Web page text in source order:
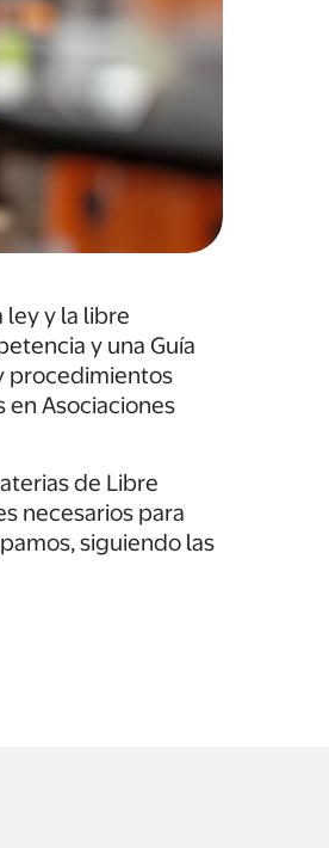
y la libre
y una Guía
procedimientos
Asociaciones
de Libre
necesarios para
siguiendo las